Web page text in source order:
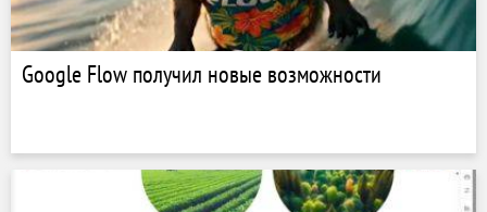
Google Flow получил новые возможности